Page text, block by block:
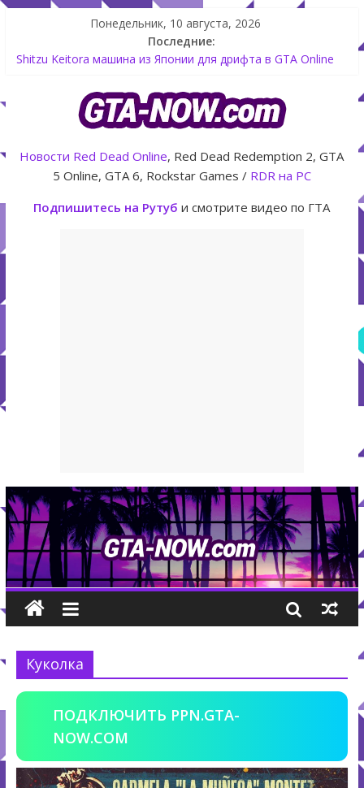
Понедельник, 10 августа, 2026
Последние:
Shitzu Keitora машина из Японии для дрифта в GTA Online
GTA Online уже 14 июля
GTA Online: Rockstar запускает программу Fine Art Collector
с наградами
Летнее обновление для GTA 5 Online The Kortz Center Heist
Как создать аккаунт Rockstar Games Social Club инструкция
Новости Red Dead Online, Red Dead Redemption 2, GTA
5 Online, GTA 6, Rockstar Games / RDR на PC
Подпишитесь на Рутуб и смотрите видео по ГТА
Куколка
ПОДКЛЮЧИТЬ PPN.GTA-
NOW.COM